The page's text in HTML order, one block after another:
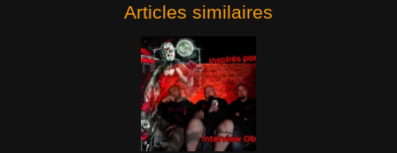
Articles similaires